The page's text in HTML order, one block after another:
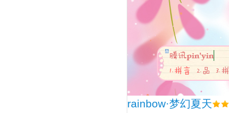
rainbow·梦幻夏天